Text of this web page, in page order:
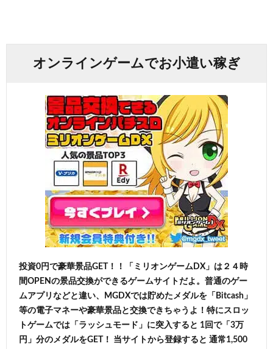
オンラインゲームでお小遣い稼ぎ
投資0円で豪華景品GET！！「ミリオンゲームDX」は２４時
間OPENの景品交換ができるゲームサイトだよ。普通のゲー
ムアプリなどと違い、MGDXでは貯めたメダルを「Bitcash」
等の電子マネーや豪華景品と交換できちゃうよ！特にスロッ
トゲームでは「ラッシュモード」に突入すると 1回で「3万
円」分のメダルをGET！ 当サイトから登録すると 通常1,500